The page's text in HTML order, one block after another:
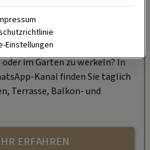
WhatsApp
Handy und lieben es, auf
im Garten zu werkeln? In
Kanal finden Sie täglich
Terrasse, Balkon- und
ERFAHREN
Einstellungen